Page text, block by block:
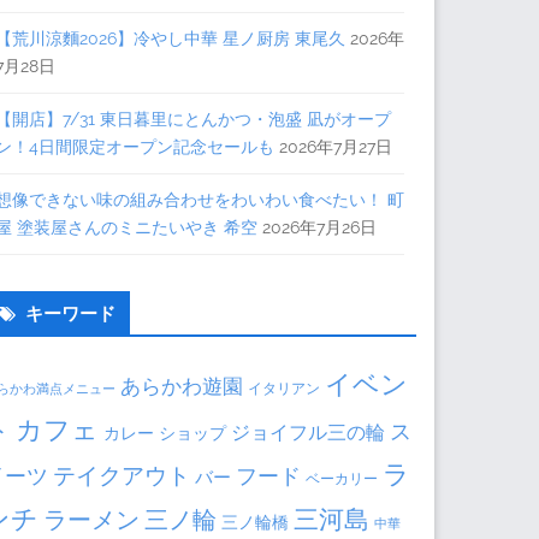
荒川涼麵2026】冷やし中華 星ノ厨房 東尾久 2026年
月28日
開店】7/31 東日暮里にとんかつ・泡盛 凪がオープ
！4日間限定オープン記念セールも 2026年7月27日
像できない味の組み合わせをわいわい食べたい！ 町
塗装屋さんのミニたいやき 希空 2026年7月26日
キーワード
かわ満点メニュー あらかわ遊園 イタリアン イベン
カフェ カレー ショップ ジョイフル三の輪 ス
ツ テイクアウト バー フード ベーカリー ラ
チ ラーメン 三ノ輪 三ノ輪橋 三河島 中華